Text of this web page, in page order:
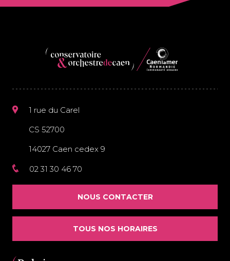
1 rue du Carel
CS 52700
14027 Caen cedex 9
02 31 30 46 70
NOUS CONTACTER
TOUS NOS HORAIRES